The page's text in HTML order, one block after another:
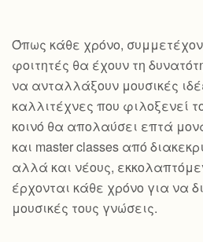
Όπως κάθε χρόνο,
φοιτητές θα έχουν τη
να ανταλλάξουν μουσικές
καλλιτέχνες που φιλοξενεί
κοινό θα απολαύσει επτά
και master classes από
αλλά και νέους,
έρχονται κάθε χρόνο για να
μουσικές τους γνώσεις.